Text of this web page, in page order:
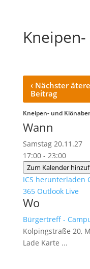
‹Nächster
Beitrag
Kneipen- und
Wann
Samstag 20.11.27
17:00 - 23:00
Zum Kalender
ICS herunterladen
365 Outlook Live
Wo
Bürgertreff -
Kolpingstraße 20,
Lade Karte ...